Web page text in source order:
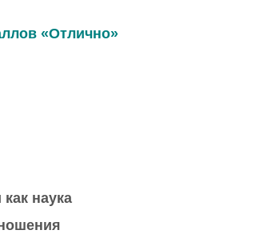
«Отлично»
наука